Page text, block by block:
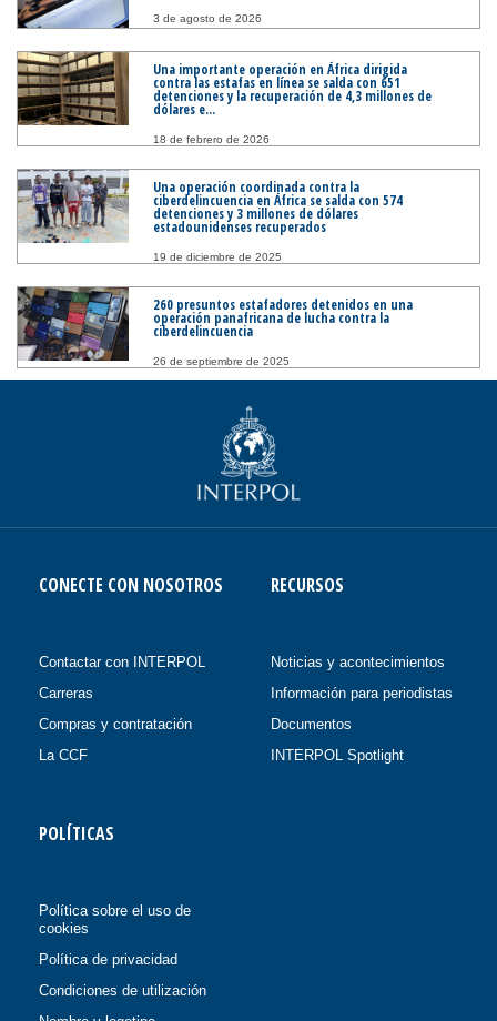
3 de agosto de 2026
Una importante operación en África dirigida
contra las estafas en línea se salda con 651
detenciones y la recuperación de 4,3 millones de
dólares e...
18 de febrero de 2026
Una operación coordinada contra la
ciberdelincuencia en África se salda con 574
detenciones y 3 millones de dólares
estadounidenses recuperados
19 de diciembre de 2025
260 presuntos estafadores detenidos en una
operación panafricana de lucha contra la
ciberdelincuencia
26 de septiembre de 2025
CONECTE CON NOSOTROS
Contactar con INTERPOL
Carreras
Compras y contratación
La CCF
RECURSOS
Noticias y acontecimientos
Información para periodistas
Documentos
INTERPOL Spotlight
POLÍTICAS
Política sobre el uso de
cookies
Política de privacidad
Condiciones de utilización